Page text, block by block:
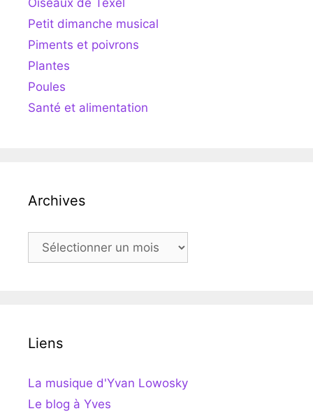
Petit dimanche musical
Piments et poivrons
Plantes
Poules
Santé et alimentation
Archives
Archives
Liens
La musique d'Yvan Lowosky
Le blog à Yves